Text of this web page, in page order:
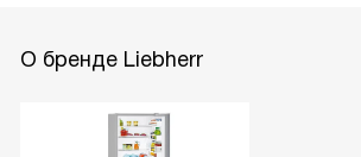
О бренде Liebherr